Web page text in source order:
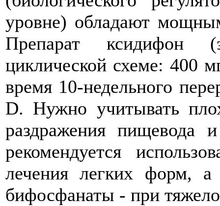
уровне) обладают
Препарат ксидифон
циклической схеме: 400
время 10-недельного
D. Нужно учитывать
раздражения
рекомендуется
лечения легких форм, а
бифосфанаты - при